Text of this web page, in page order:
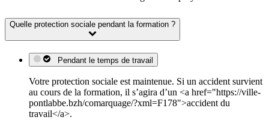
Quelle protection sociale pendant la formation ?
Pendant le temps de travail
Votre protection sociale est maintenue. Si un accident survient
au cours de la formation, il s’agira d’un <a href="https://ville-
pontlabbe.bzh/comarquage/?xml=F178">accident du
travail</a>.